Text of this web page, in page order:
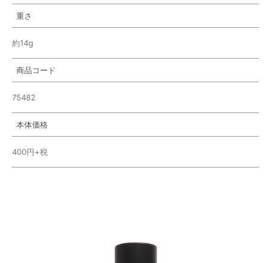
重さ
約14g
商品コード
75482
本体価格
400円+税